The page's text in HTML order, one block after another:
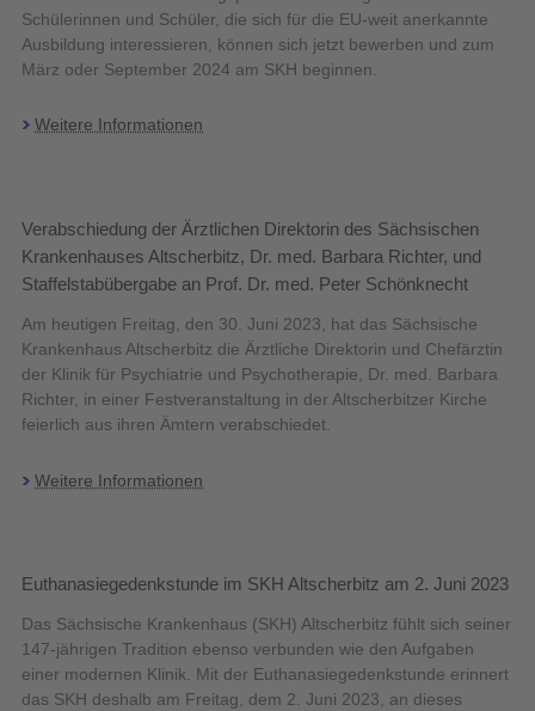
Schülerinnen und Schüler, die sich für die EU-weit anerkannte
Ausbildung interessieren, können sich jetzt bewerben und zum
März oder September 2024 am SKH beginnen.
Weitere Informationen
Verabschiedung der Ärztlichen Direktorin des Sächsischen
Krankenhauses Altscherbitz, Dr. med. Barbara Richter, und
Staffelstabübergabe an Prof. Dr. med. Peter Schönknecht
Am heutigen Freitag, den 30. Juni 2023, hat das Sächsische
Krankenhaus Altscherbitz die Ärztliche Direktorin und Chefärztin
der Klinik für Psychiatrie und Psychotherapie, Dr. med. Barbara
Richter, in einer Festveranstaltung in der Altscherbitzer Kirche
feierlich aus ihren Ämtern verabschiedet.
Weitere Informationen
Euthanasiegedenkstunde im SKH Altscherbitz am 2. Juni 2023
Das Sächsische Krankenhaus (SKH) Altscherbitz fühlt sich seiner
147-jährigen Tradition ebenso verbunden wie den Aufgaben
einer modernen Klinik. Mit der Euthanasiegedenkstunde erinnert
das SKH deshalb am Freitag, dem 2. Juni 2023, an dieses